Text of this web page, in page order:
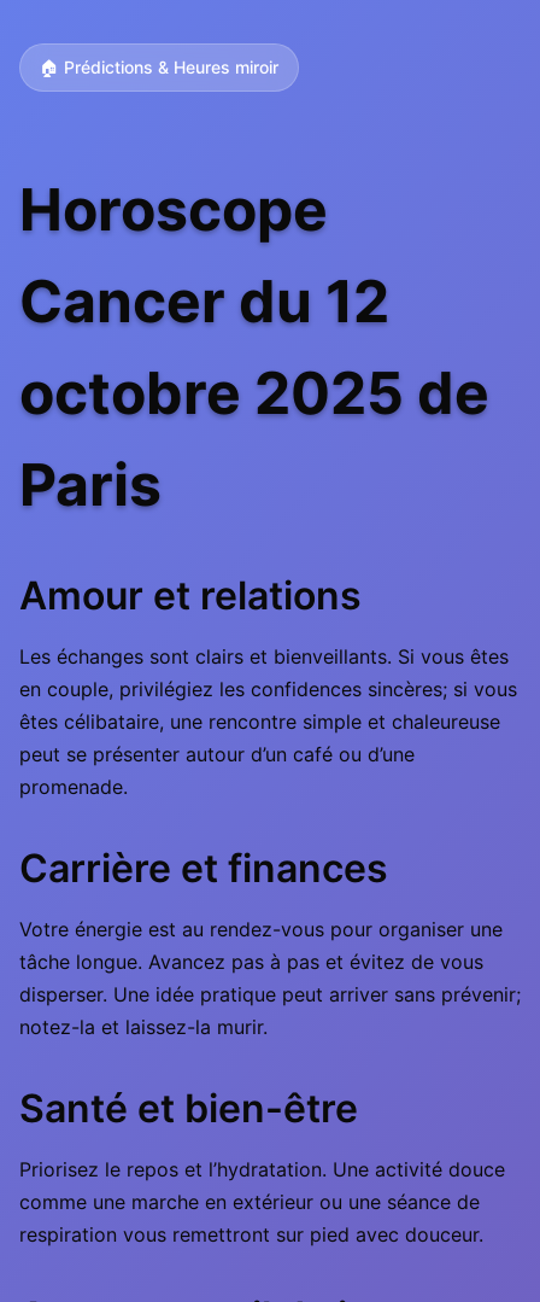
🏠 Prédictions & Heures miroir
Horoscope
Cancer du 12
octobre 2025 de
Paris
Amour et relations
Les échanges sont clairs et bienveillants. Si vous êtes
en couple, privilégiez les confidences sincères; si vous
êtes célibataire, une rencontre simple et chaleureuse
peut se présenter autour d’un café ou d’une
promenade.
Carrière et finances
Votre énergie est au rendez-vous pour organiser une
tâche longue. Avancez pas à pas et évitez de vous
disperser. Une idée pratique peut arriver sans prévenir;
notez-la et laissez-la murir.
Santé et bien-être
Priorisez le repos et l’hydratation. Une activité douce
comme une marche en extérieur ou une séance de
respiration vous remettront sur pied avec douceur.